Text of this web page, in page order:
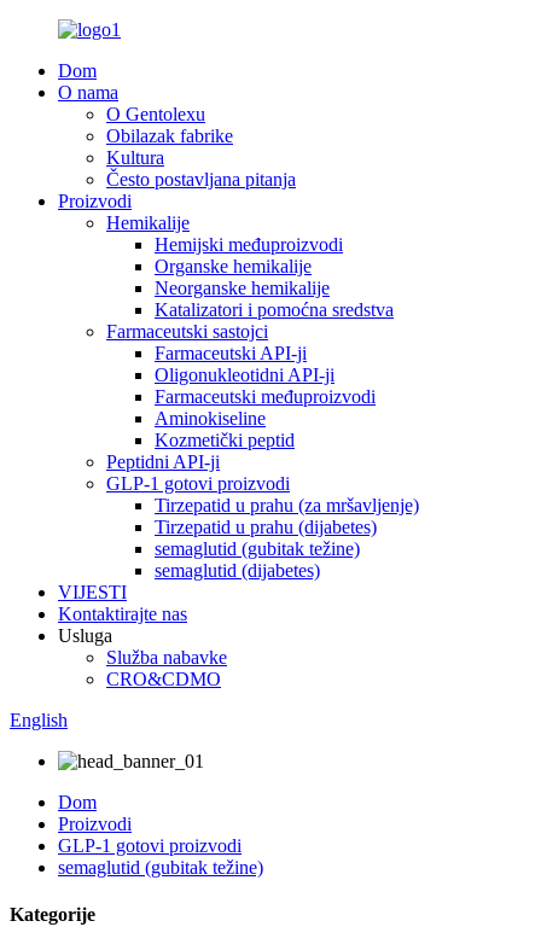
Dom
O nama
O Gentolexu
Obilazak fabrike
Kultura
Često postavljana pitanja
Proizvodi
Hemikalije
Hemijski međuproizvodi
Organske hemikalije
Neorganske hemikalije
Katalizatori i pomoćna sredstva
Farmaceutski sastojci
Farmaceutski API-ji
Oligonukleotidni API-ji
Farmaceutski međuproizvodi
Aminokiseline
Kozmetički peptid
Peptidni API-ji
GLP-1 gotovi proizvodi
Tirzepatid u prahu (za mršavljenje)
Tirzepatid u prahu (dijabetes)
semaglutid (gubitak težine)
semaglutid (dijabetes)
VIJESTI
Kontaktirajte nas
Usluga
Služba nabavke
CRO&CDMO
English
Dom
Proizvodi
GLP-1 gotovi proizvodi
semaglutid (gubitak težine)
Kategorije